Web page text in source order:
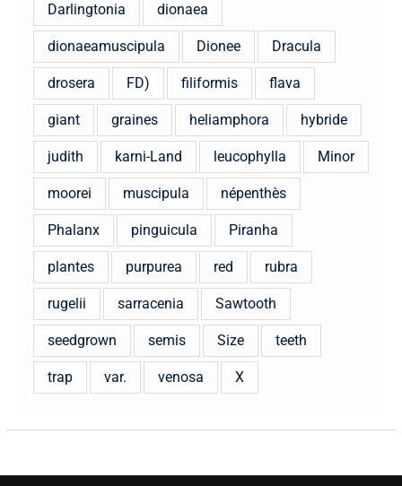
Darlingtonia dionaea
dionaeamuscipula Dionee Dracula
drosera FD) filiformis flava
giant graines heliamphora hybride
judith karni-Land leucophylla Minor
moorei muscipula népenthès
Phalanx pinguicula Piranha
plantes purpurea red rubra
rugelii sarracenia Sawtooth
seedgrown semis Size teeth
trap var. venosa X